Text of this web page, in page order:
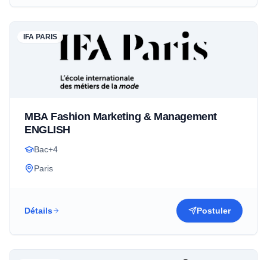
IFA PARIS
MBA Fashion Marketing & Management
ENGLISH
Bac+4
Paris
Détails Postuler